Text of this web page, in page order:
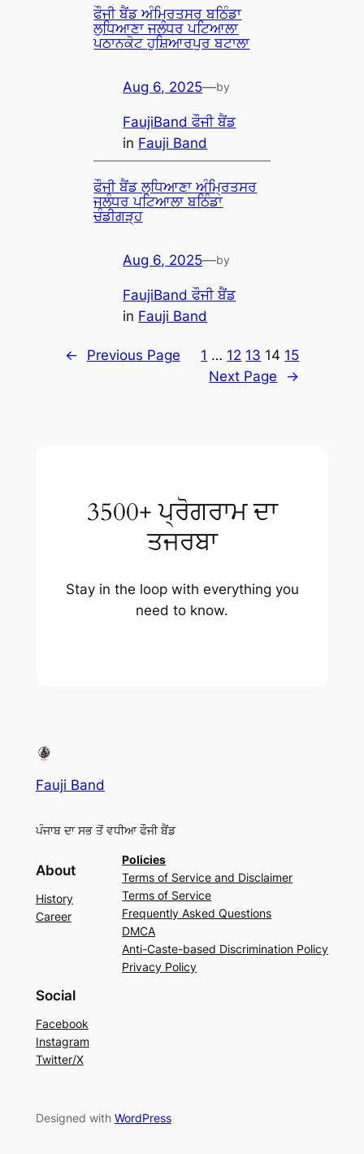
ਫੌਜੀ ਬੈਂਡ ਅੰਮ੍ਰਿਤਸਰ ਬਠਿੰਡਾ
ਲੁਧਿਆਣਾ ਜਲੰਧਰ ਪਟਿਆਲਾ
ਪਠਾਨਕੋਟ ਹੁਸ਼ਿਆਰਪੁਰ ਬਟਾਲਾ
Aug 6, 2025—by
FaujiBand ਫੌਜੀ ਬੈਂਡ
in Fauji Band
ਫੌਜੀ ਬੈਂਡ ਲੁਧਿਆਣਾ ਅੰਮ੍ਰਿਤਸਰ
ਜਲੰਧਰ ਪਟਿਆਲਾ ਬਠਿੰਡਾ
ਚੰਡੀਗੜ੍ਹ
Aug 6, 2025—by
FaujiBand ਫੌਜੀ ਬੈਂਡ
in Fauji Band
← Previous Page 1 … 12 13 14 15
Next Page
→
3500+ ਪ੍ਰੋਗਰਾਮ ਦਾ
ਤਜਰਬਾ
Stay in the loop with everything you
need to know.
Fauji Band
ਪੰਜਾਬ ਦਾ ਸਭ ਤੋਂ ਵਧੀਆ ਫੌਜੀ ਬੈਂਡ
About
History
Career
Policies
Terms of Service and Disclaimer
Terms of Service
Frequently Asked Questions
DMCA
Anti-Caste-based Discrimination Policy
Privacy Policy
Social
Facebook
Instagram
Twitter/X
Designed with WordPress